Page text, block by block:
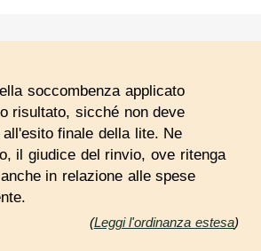
soccombenza applicato
risultato, sicché non deve
finale della lite. Ne
il giudice del rinvio, ove ritenga
in relazione alle spese
(Leggi l'ordinanza estesa)